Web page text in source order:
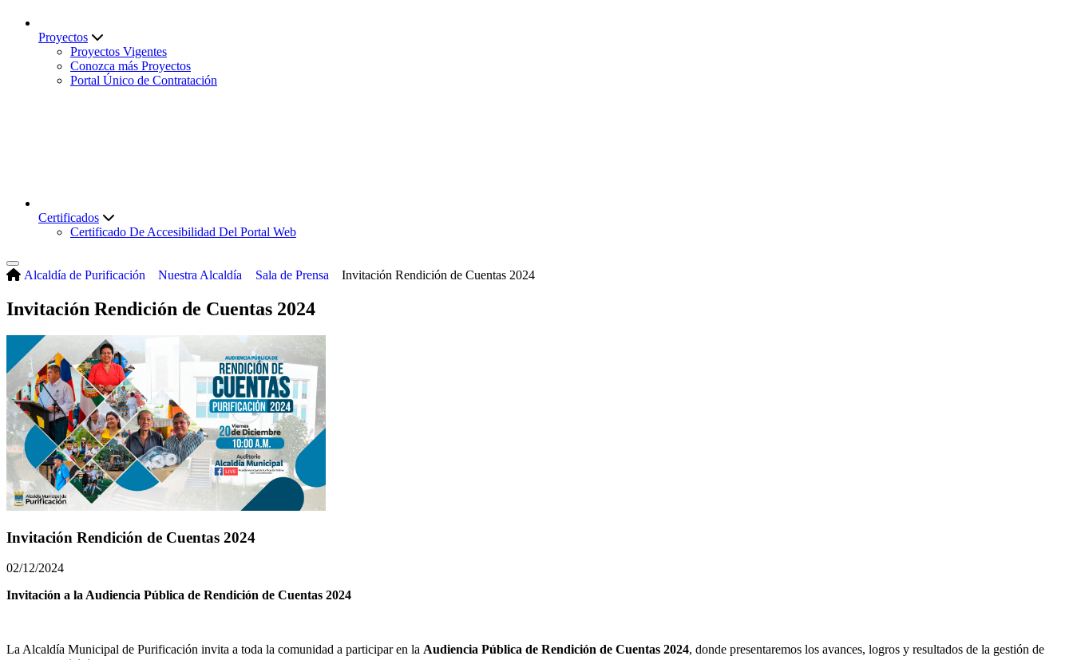
Proyectos
Proyectos Vigentes
Conozca más Proyectos
Portal Único de Contratación
Certificados
Certificado De Accesibilidad Del Portal Web
Alcaldía de Purificación Nuestra Alcaldía Sala de Prensa Invitación Rendición de Cuentas 2024
Invitación Rendición de Cuentas 2024
Invitación Rendición de Cuentas 2024
02/12/2024
Invitación a la Audiencia Pública de Rendición de Cuentas 2024
La Alcaldía Municipal de Purificación invita a toda la comunidad a participar en la Audiencia Pública de Rendición de Cuentas 2024, donde presentaremos los avances, logros y resultados de la gestión de